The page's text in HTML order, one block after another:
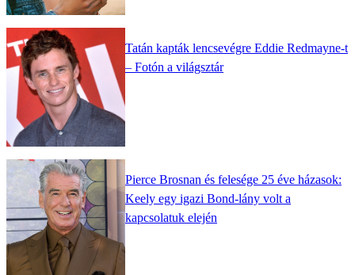
Tatán kapták lencsevégre Eddie Redmayne-t
– Fotón a világsztár
Pierce Brosnan és felesége 25 éve házasok:
Keely egy igazi Bond-lány volt a
kapcsolatuk elején